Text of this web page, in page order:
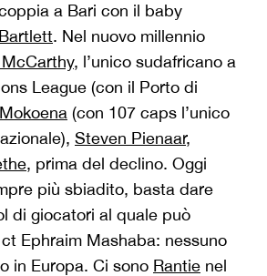
a Bari con il baby
. Nel nuovo millennio
, l’unico sudafricano a
League (con il Porto di
(con 107 caps l’unico
Steven Pienaar,
, prima del declino. Oggi
più sbiadito, basta dare
di giocatori al quale può
Ephraim Mashaba: nessuno
in Europa. Ci sono Rantie nel